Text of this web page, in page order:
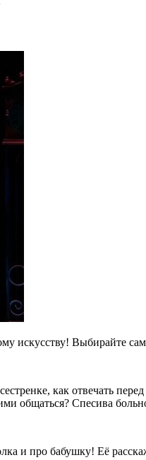
искусству! Выбирайте
как отвечать
общаться? Спесива
и про бабушку! Её